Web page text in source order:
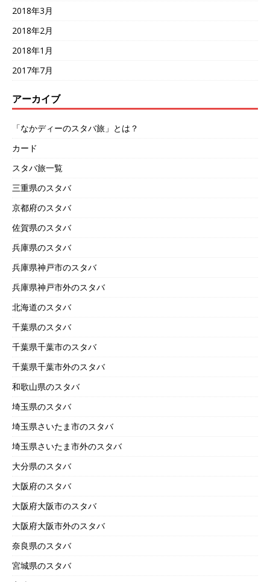
2018年3月
2018年2月
2018年1月
2017年7月
アーカイブ
「なかディーのスタバ旅」とは？
カード
スタバ旅一覧
三重県のスタバ
京都府のスタバ
佐賀県のスタバ
兵庫県のスタバ
兵庫県神戸市のスタバ
兵庫県神戸市外のスタバ
北海道のスタバ
千葉県のスタバ
千葉県千葉市のスタバ
千葉県千葉市外のスタバ
和歌山県のスタバ
埼玉県のスタバ
埼玉県さいたま市のスタバ
埼玉県さいたま市外のスタバ
大分県のスタバ
大阪府のスタバ
大阪府大阪市のスタバ
大阪府大阪市外のスタバ
奈良県のスタバ
宮城県のスタバ